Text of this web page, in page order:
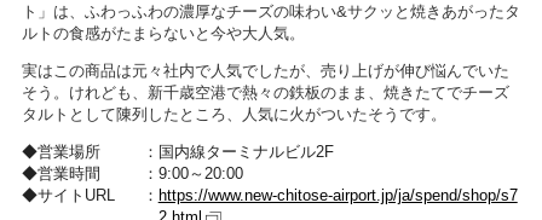
ト」は、ふわっふわの濃厚なチーズの味わい&サクッと焼きあがったタ
ルトの食感がたまらないと今や大人気。
実はこの商品は元々社内で人気でしたが、売り上げが伸び悩んでいた
そう。けれども、新千歳空港で熱々の鉄板のまま、焼きたてでチーズ
タルトとして陳列したところ、人気に火がついたそうです。
営業場所
国内線ターミナルビル2F
営業時間
9:00～20:00
サイトURL
https://www.new-chitose-airport.jp/ja/spend/shop/s7